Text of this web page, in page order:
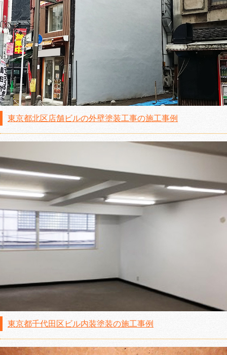
東京都北区店舗ビルの外壁塗装工事の施工事例
東京都千代田区ビル内装塗装の施工事例